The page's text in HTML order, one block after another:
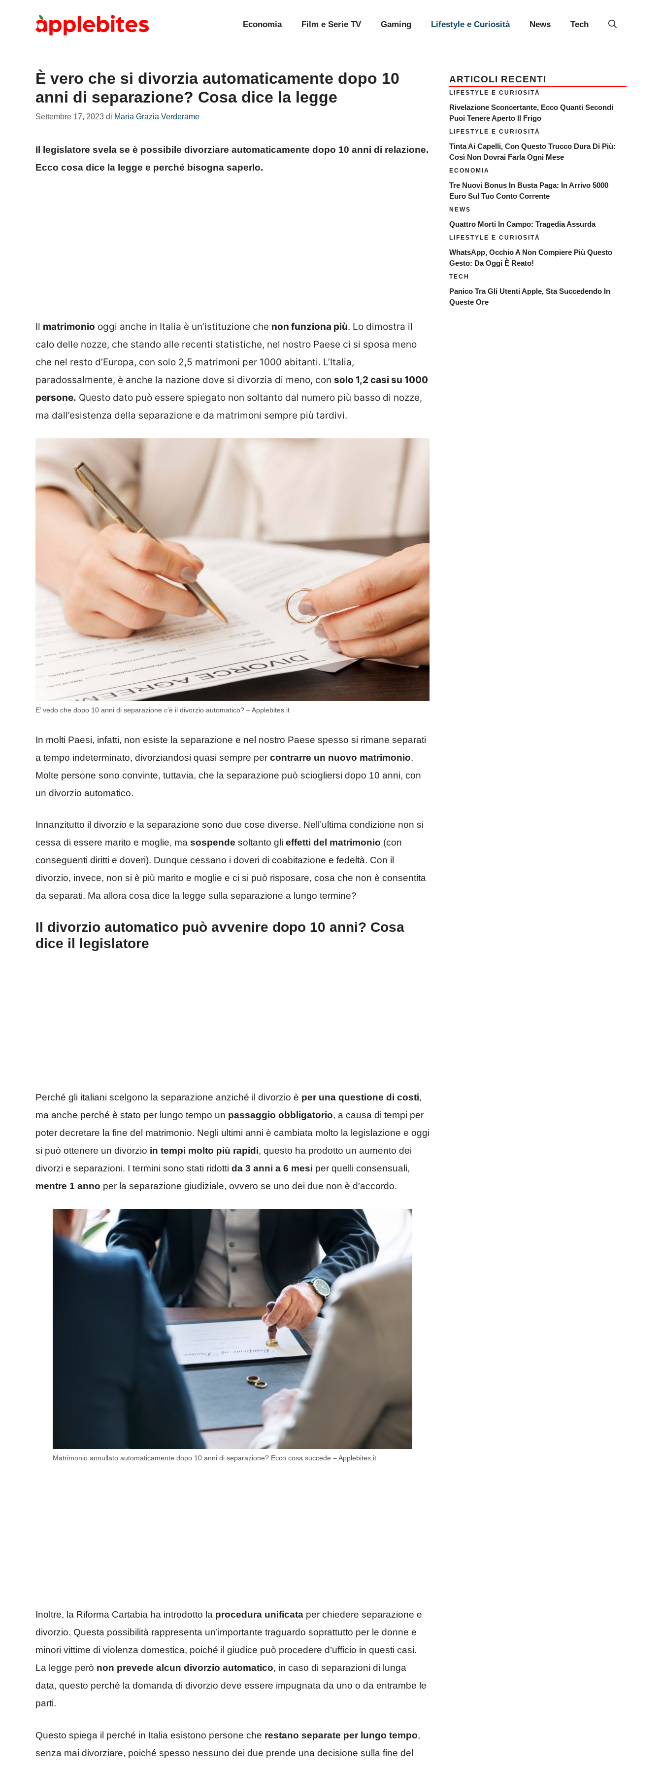
Economia Film e Serie TV Gaming Lifestyle e Curiosità News Tech
È vero che si divorzia automaticamente dopo 10
anni di separazione? Cosa dice la legge
Settembre 17, 2023 di Maria Grazia Verderame
Il legislatore svela se è possibile divorziare automaticamente dopo 10 anni di relazione.
Ecco cosa dice la legge e perché bisogna saperlo.
Il matrimonio oggi anche in Italia è un’istituzione che non funziona più. Lo dimostra il
calo delle nozze, che stando alle recenti statistiche, nel nostro Paese ci si sposa meno
che nel resto d’Europa, con solo 2,5 matrimoni per 1000 abitanti. L’Italia,
paradossalmente, è anche la nazione dove si divorzia di meno, con solo 1,2 casi su 1000
persone. Questo dato può essere spiegato non soltanto dal numero più basso di nozze,
ma dall’esistenza della separazione e da matrimoni sempre più tardivi.
E’ vedo che dopo 10 anni di separazione c’è il divorzio automatico? – Applebites.it
In molti Paesi, infatti, non esiste la separazione e nel nostro Paese spesso si rimane separati
a tempo indeterminato, divorziandosi quasi sempre per contrarre un nuovo matrimonio.
Molte persone sono convinte, tuttavia, che la separazione può sciogliersi dopo 10 anni, con
un divorzio automatico.
Innanzitutto il divorzio e la separazione sono due cose diverse. Nell’ultima condizione non si
cessa di essere marito e moglie, ma sospende soltanto gli effetti del matrimonio (con
conseguenti diritti e doveri). Dunque cessano i doveri di coabitazione e fedeltà. Con il
divorzio, invece, non si è più marito e moglie e ci si può risposare, cosa che non è consentita
da separati. Ma allora cosa dice la legge sulla separazione a lungo termine?
Il divorzio automatico può avvenire dopo 10 anni? Cosa
dice il legislatore
Perché gli italiani scelgono la separazione anziché il divorzio è per una questione di costi,
ma anche perché è stato per lungo tempo un passaggio obbligatorio, a causa di tempi per
poter decretare la fine del matrimonio. Negli ultimi anni è cambiata molto la legislazione e oggi
si può ottenere un divorzio in tempi molto più rapidi, questo ha prodotto un aumento dei
divorzi e separazioni. I termini sono stati ridotti da 3 anni a 6 mesi per quelli consensuali,
mentre 1 anno per la separazione giudiziale, ovvero se uno dei due non è d’accordo.
Matrimonio annullato automaticamente dopo 10 anni di separazione? Ecco cosa succede – Applebites.it
Inoltre, la Riforma Cartabia ha introdotto la procedura unificata per chiedere separazione e
divorzio. Questa possibilità rappresenta un’importante traguardo soprattutto per le donne e
minori vittime di violenza domestica, poiché il giudice può procedere d’ufficio in questi casi.
La legge però non prevede alcun divorzio automatico, in caso di separazioni di lunga
data, questo perché la domanda di divorzio deve essere impugnata da uno o da entrambe le
parti.
Questo spiega il perché in Italia esistono persone che restano separate per lungo tempo,
senza mai divorziare, poiché spesso nessuno dei due prende una decisione sulla fine del
ARTICOLI RECENTI
LIFESTYLE E CURIOSITÀ
Rivelazione Sconcertante, Ecco Quanti Secondi
Puoi Tenere Aperto Il Frigo
LIFESTYLE E CURIOSITÀ
Tinta Ai Capelli, Con Questo Trucco Dura Di Più:
Così Non Dovrai Farla Ogni Mese
ECONOMIA
Tre Nuovi Bonus In Busta Paga: In Arrivo 5000
Euro Sul Tuo Conto Corrente
NEWS
Quattro Morti In Campo: Tragedia Assurda
LIFESTYLE E CURIOSITÀ
WhatsApp, Occhio A Non Compiere Più Questo
Gesto: Da Oggi È Reato!
TECH
Panico Tra Gli Utenti Apple, Sta Succedendo In
Queste Ore